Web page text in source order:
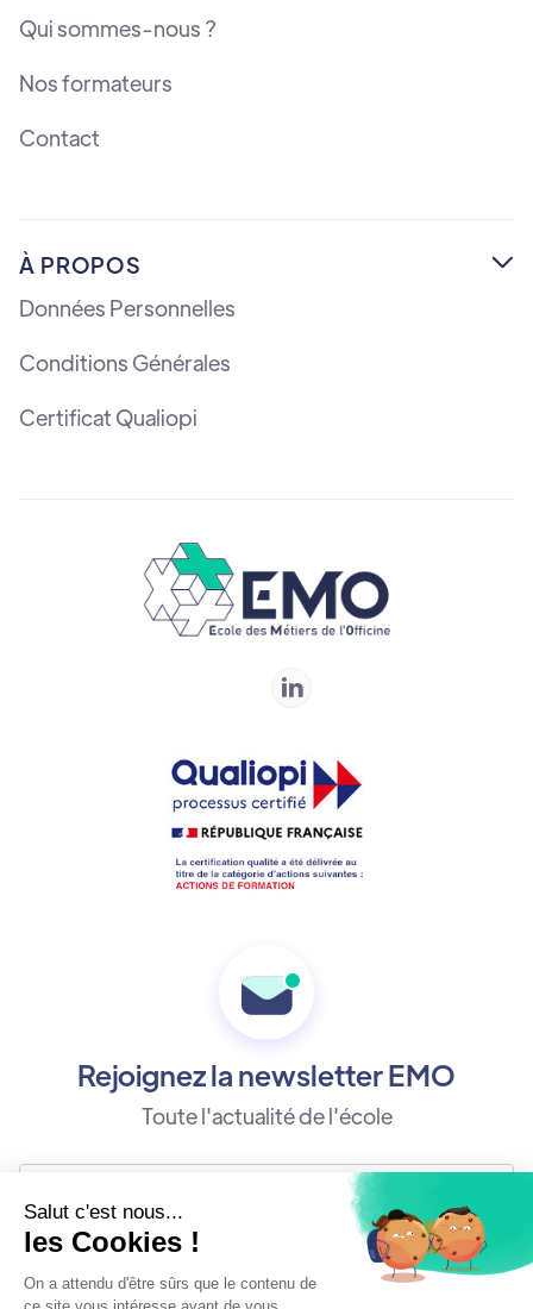

Qui sommes-nous ?
Nos formateurs
Contact
À PROPOS 
Données Personnelles
Conditions Générales
Certificat Qualiopi
Rejoignez la newsletter EMO
Toute l'actualité de l'école